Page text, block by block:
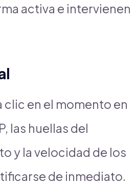
activa e intervienen
clic en el momento en
las huellas del
y la velocidad de los
de inmediato.